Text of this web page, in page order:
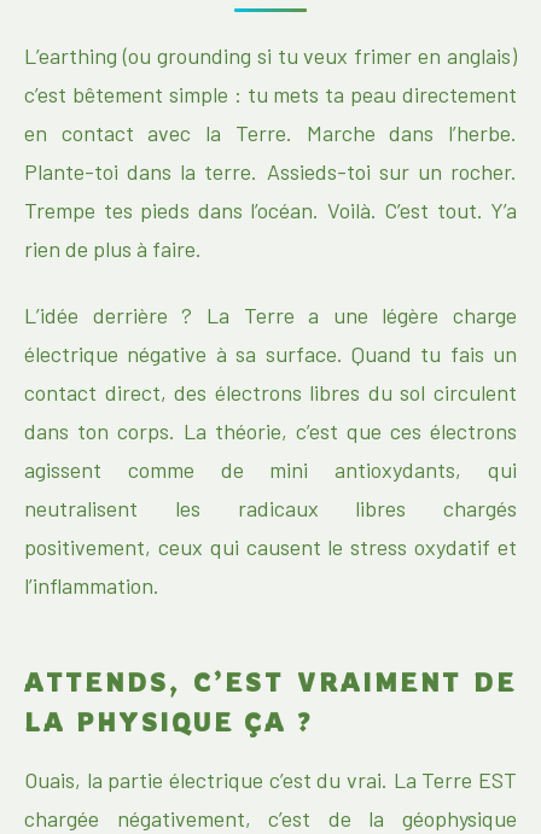
L’earthing (ou grounding si tu veux frimer en anglais)
c’est bêtement simple : tu mets ta peau directement
en contact avec la Terre. Marche dans l’herbe.
Plante-toi dans la terre. Assieds-toi sur un rocher.
Trempe tes pieds dans l’océan. Voilà. C’est tout. Y’a
rien de plus à faire.
L’idée derrière ? La Terre a une légère charge
électrique négative à sa surface. Quand tu fais un
contact direct, des électrons libres du sol circulent
dans ton corps. La théorie, c’est que ces électrons
agissent comme de mini antioxydants, qui
neutralisent les radicaux libres chargés
positivement, ceux qui causent le stress oxydatif et
l’inflammation.
ATTENDS, C’EST VRAIMENT DE
LA PHYSIQUE ÇA ?
Ouais, la partie électrique c’est du vrai. La Terre EST
chargée négativement, c’est de la géophysique